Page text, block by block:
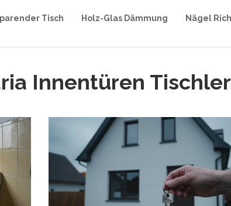
Tisch Holz-Glas Dämmung Nägel
Innentüren